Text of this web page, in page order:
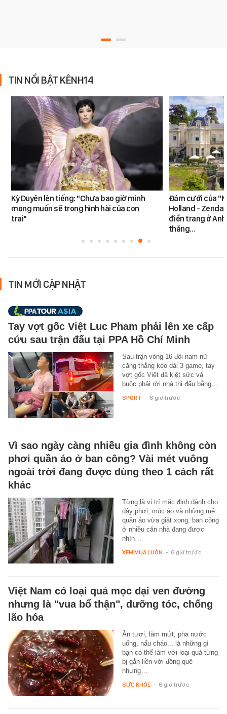
TIN NỔI BẬT KÊNH14
Kỳ Duyên lên tiếng: "Chưa bao giờ mình
mong muốn sẽ trong hình hài của con
trai"
Đám cưới của
Holland -
điền trang ở
thăng…
TIN MỚI CẬP NHẬT
Tay vợt gốc Việt Luc Pham phải lên xe cấp
cứu sau trận đấu tại PPA Hồ Chí Minh
Sau trận vòng 16 đôi nam nữ
căng thẳng kéo dài 3 game, tay
vợt gốc Việt đã kiệt sức và
buộc phải rời nhà thi đấu bằng…
SPORT - 6 giờ trước
Vì sao ngày càng nhiều gia đình không còn
phơi quần áo ở ban công? Vài mét vuông
ngoài trời đang được dùng theo 1 cách rất
khác
Từng là vị trí mặc định dành cho
dây phơi, móc áo và những mẻ
quần áo vừa giặt xong, ban công
ở nhiều căn nhà đang được
nhìn…
XEM MUA LUÔN - 6 giờ trước
Việt Nam có loại quả mọc dại ven đường
nhưng là "vua bổ thận", dưỡng tóc, chống
lão hóa
Ăn tươi, làm mứt, pha nước
uống, nấu cháo... là những gì
bạn có thể làm với loại quả từng
bị gắn liền với đồng quê
nhưng…
SỨC KHỎE - 6 giờ trước